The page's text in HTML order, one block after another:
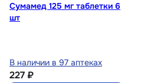
Сумамед 125 мг таблетки 6
шт
В наличии в 97 аптеках
227 ₽